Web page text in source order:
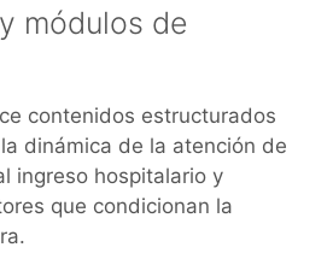
módulos de
contenidos estructurados
dinámica de la atención de
ingreso hospitalario y
que condicionan la